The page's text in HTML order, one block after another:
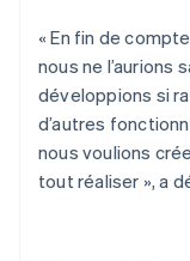
« En fin de
nous ne l’aurions
développions si
d’autres
nous voulions
tout réaliser », a